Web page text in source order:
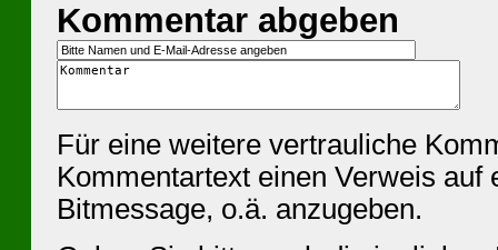
Kommentar abgeben
Für eine weitere vertrauliche
Kommentartext einen Verweis
Bitmessage, o.ä. anzugeben.